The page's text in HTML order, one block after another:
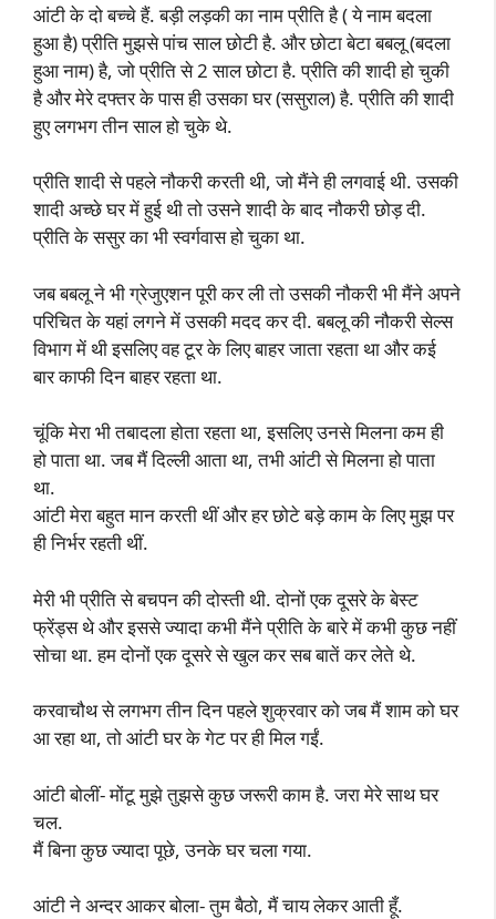
आंटी के दो बच्चे हैं. बड़ी लड़की का नाम प्रीति है ( ये नाम बदला
हुआ है) प्रीति मुझसे पांच साल छोटी है. और छोटा बेटा बबलू (बदला
हुआ नाम) है, जो प्रीति से 2 साल छोटा है. प्रीति की शादी हो चुकी
है और मेरे दफ्तर के पास ही उसका घर (ससुराल) है. प्रीति की शादी
हुए लगभग तीन साल हो चुके थे.
प्रीति शादी से पहले नौकरी करती थी, जो मैंने ही लगवाई थी. उसकी
शादी अच्छे घर में हुई थी तो उसने शादी के बाद नौकरी छोड़ दी.
प्रीति के ससुर का भी स्वर्गवास हो चुका था.
जब बबलू ने भी ग्रेजुएशन पूरी कर ली तो उसकी नौकरी भी मैंने अपने
परिचित के यहां लगने में उसकी मदद कर दी. बबलू की नौकरी सेल्स
विभाग में थी इसलिए वह टूर के लिए बाहर जाता रहता था और कई
बार काफी दिन बाहर रहता था.
चूंकि मेरा भी तबादला होता रहता था, इसलिए उनसे मिलना कम ही
हो पाता था. जब मैं दिल्ली आता था, तभी आंटी से मिलना हो पाता
था.
आंटी मेरा बहुत मान करती थीं और हर छोटे बड़े काम के लिए मुझ पर
ही निर्भर रहती थीं.
मेरी भी प्रीति से बचपन की दोस्ती थी. दोनों एक दूसरे के बेस्ट
फ्रेंड्स थे और इससे ज्यादा कभी मैंने प्रीति के बारे में कभी कुछ नहीं
सोचा था. हम दोनों एक दूसरे से खुल कर सब बातें कर लेते थे.
करवाचौथ से लगभग तीन दिन पहले शुक्रवार को जब मैं शाम को घर
आ रहा था, तो आंटी घर के गेट पर ही मिल गईं.
आंटी बोलीं- मोंटू मुझे तुझसे कुछ जरूरी काम है. जरा मेरे साथ घर
चल.
मैं बिना कुछ ज्यादा पूछे, उनके घर चला गया.
आंटी ने अन्दर आकर बोला- तुम बैठो, मैं चाय लेकर आती हूँ.